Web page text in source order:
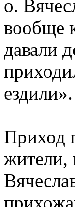
о.
вообще
давали
ездили».
Приход
жители,